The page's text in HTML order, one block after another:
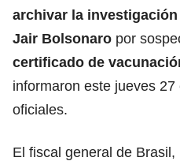
archivar la
Jair Bolsonaro por
certificado de
informaron este jueves
oficiales.
El fiscal general de